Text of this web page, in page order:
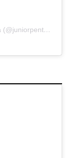
Um post compartilhado por Clovis Almeida (@juniorpentecoste01)